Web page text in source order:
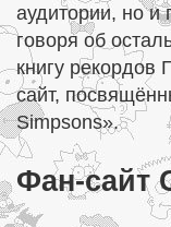
аудитории, но
говоря об
книгу рекордов
сайт,
Simpsons».
Фан-сайт